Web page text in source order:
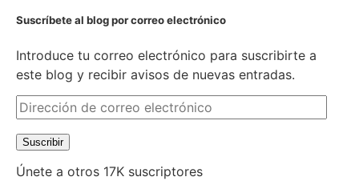
Suscríbete al blog por correo electrónico
Introduce tu correo electrónico para suscribirte a
este blog y recibir avisos de nuevas entradas.
Suscribir
Únete a otros 17K suscriptores